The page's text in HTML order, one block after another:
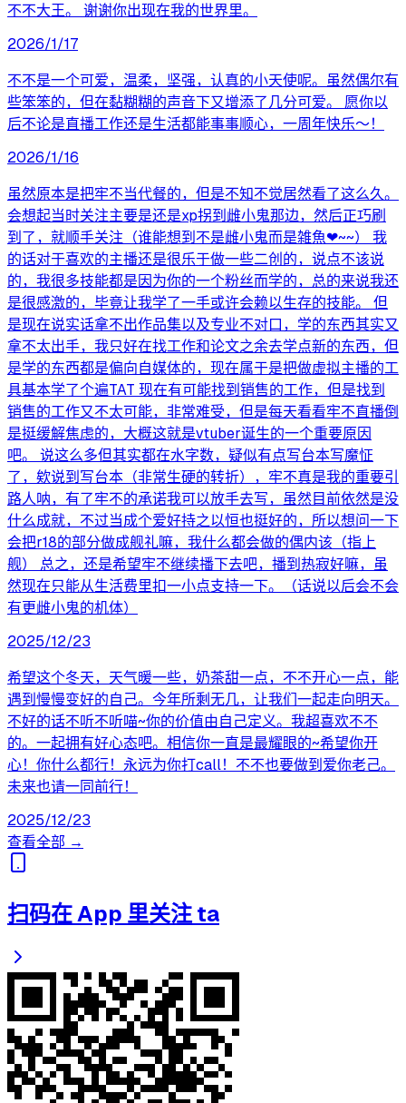
不不大王。 谢谢你出现在我的世界里。
2026/1/17
不不是一个可爱，温柔，坚强，认真的小天使呢。虽然偶尔有
些笨笨的，但在黏糊糊的声音下又增添了几分可爱。 愿你以
后不论是直播工作还是生活都能事事顺心，一周年快乐～！
2026/1/16
虽然原本是把牢不当代餐的，但是不知不觉居然看了这么久。
会想起当时关注主要是还是xp拐到雌小鬼那边，然后正巧刷
到了，就顺手关注（谁能想到不是雌小鬼而是雑魚❤~~） 我
的话对于喜欢的主播还是很乐于做一些二创的，说点不该说
的，我很多技能都是因为你的一个粉丝而学的，总的来说我还
是很感激的，毕竟让我学了一手或许会赖以生存的技能。 但
是现在说实话拿不出作品集以及专业不对口，学的东西其实又
拿不太出手，我只好在找工作和论文之余去学点新的东西，但
是学的东西都是偏向自媒体的，现在属于是把做虚拟主播的工
具基本学了个遍TAT 现在有可能找到销售的工作，但是找到
销售的工作又不太可能，非常难受，但是每天看看牢不直播倒
是挺缓解焦虑的，大概这就是vtuber诞生的一个重要原因
吧。 说这么多但其实都在水字数，疑似有点写台本写魔怔
了，欸说到写台本（非常生硬的转折），牢不真是我的重要引
路人呐，有了牢不的承诺我可以放手去写，虽然目前依然是没
什么成就，不过当成个爱好持之以恒也挺好的，所以想问一下
会把r18的部分做成舰礼嘛，我什么都会做的偶内该（指上
舰） 总之，还是希望牢不继续播下去吧，播到热寂好嘛，虽
然现在只能从生活费里扣一小点支持一下。（话说以后会不会
有更雌小鬼的机体）
2025/12/23
希望这个冬天，天气暖一些，奶茶甜一点，不不开心一点，能
遇到慢慢变好的自己。今年所剩无几，让我们一起走向明天。
不好的话不听不听喵~你的价值由自己定义。我超喜欢不不
的。一起拥有好心态吧。相信你一直是最耀眼的~希望你开
心！你什么都行！永远为你打call！不不也要做到爱你老己。
未来也请一同前行！
2025/12/23
查看全部 →
扫码在 App 里关注 ta